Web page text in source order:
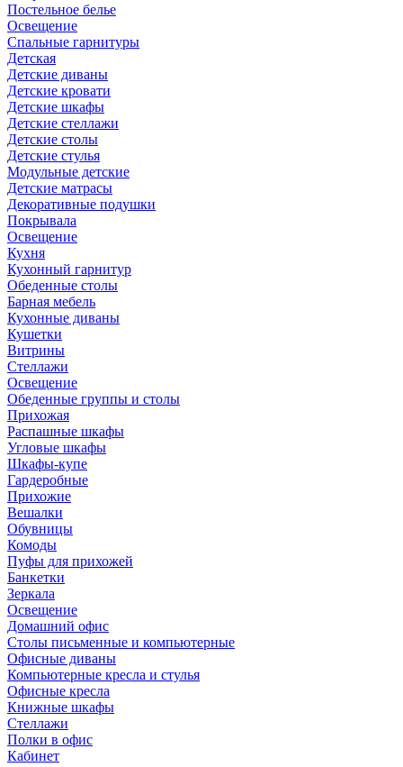
Постельное белье
Освещение
Спальные гарнитуры
Детская
Детские диваны
Детские кровати
Детские шкафы
Детские стеллажи
Детские столы
Детские стулья
Модульные детские
Детские матрасы
Декоративные подушки
Покрывала
Освещение
Кухня
Кухонный гарнитур
Обеденные столы
Барная мебель
Кухонные диваны
Кушетки
Витрины
Стеллажи
Освещение
Обеденные группы и столы
Прихожая
Распашные шкафы
Угловые шкафы
Шкафы-купе
Гардеробные
Прихожие
Вешалки
Обувницы
Комоды
Пуфы для прихожей
Банкетки
Зеркала
Освещение
Домашний офис
Столы письменные и компьютерные
Офисные диваны
Компьютерные кресла и стулья
Офисные кресла
Книжные шкафы
Стеллажи
Полки в офис
Кабинет